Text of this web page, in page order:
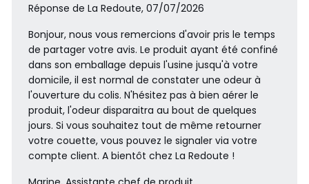
Réponse de La Redoute, 07/07/2026
Bonjour, nous vous remercions d'avoir pris le temps
de partager votre avis. Le produit ayant été confiné
dans son emballage depuis l'usine jusqu'à votre
domicile, il est normal de constater une odeur à
l'ouverture du colis. N'hésitez pas à bien aérer le
produit, l'odeur disparaitra au bout de quelques
jours. Si vous souhaitez tout de même retourner
votre couette, vous pouvez le signaler via votre
compte client. A bientôt chez La Redoute !